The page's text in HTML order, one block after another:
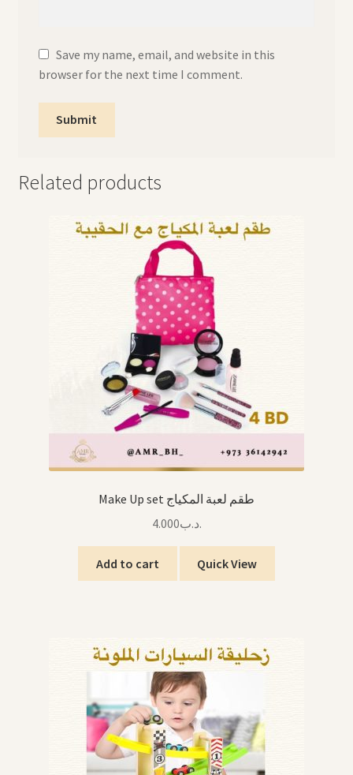
Save my name, email, and website in this
browser for the next time I comment.
Related products
Make Up set طقم لعبة المكياج
.د.ب4.000
Add to cart Quick View